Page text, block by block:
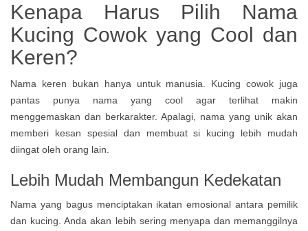
Kenapa Harus Pilih Nama
Kucing Cowok yang Cool dan
Keren?
Nama keren bukan hanya untuk manusia. Kucing cowok juga
pantas punya nama yang cool agar terlihat makin
menggemaskan dan berkarakter. Apalagi, nama yang unik akan
memberi kesan spesial dan membuat si kucing lebih mudah
diingat oleh orang lain.
Lebih Mudah Membangun Kedekatan
Nama yang bagus menciptakan ikatan emosional antara pemilik
dan kucing. Anda akan lebih sering menyapa dan memanggilnya